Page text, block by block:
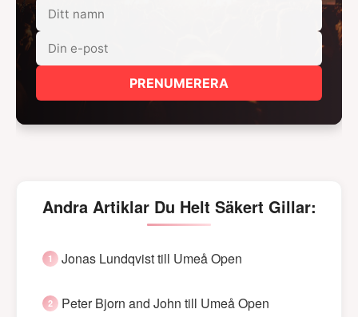
PRENUMERERA
Andra Artiklar Du Helt Säkert Gillar:
Jonas Lundqvist till Umeå Open
Peter Bjorn and John till Umeå Open